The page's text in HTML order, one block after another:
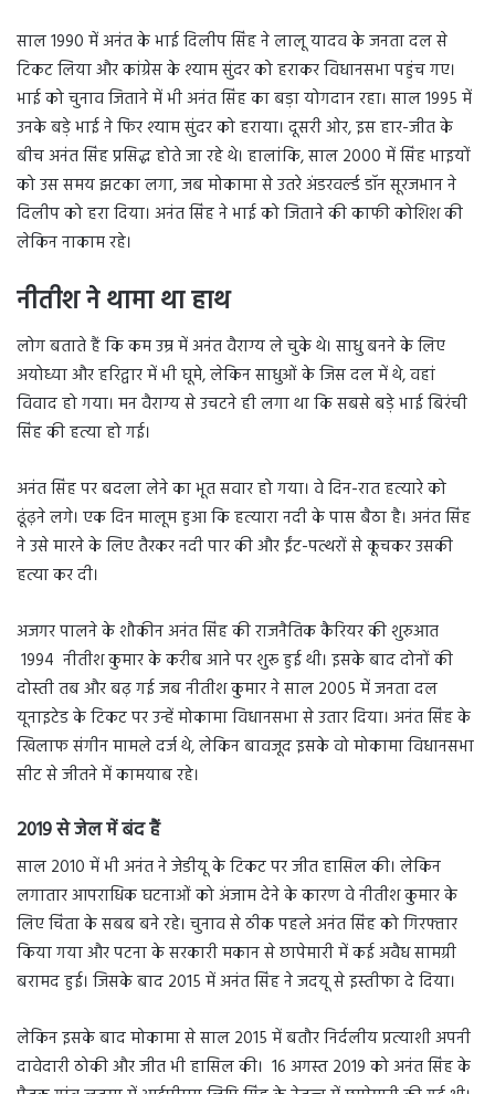
साल 1990 में अनंत के भाई दिलीप सिंह ने लालू यादव के जनता दल से
टिकट लिया और कांग्रेस के श्याम सुंदर को हराकर विधानसभा पहुंच गए।
भाई को चुनाव जिताने में भी अनंत सिंह का बड़ा योगदान रहा। साल 1995 में
उनके बड़े भाई ने फिर श्याम सुंदर को हराया। दूसरी ओर, इस हार-जीत के
बीच अनंत सिंह प्रसिद्ध होते जा रहे थे। हालांकि, साल 2000 में सिंह भाइयों
को उस समय झटका लगा, जब मोकामा से उतरे अंडरवर्ल्ड डॉन सूरजभान ने
दिलीप को हरा दिया। अनंत सिंह ने भाई को जिताने की काफी कोशिश की
लेकिन नाकाम रहे।
नीतीश ने थामा था हाथ
लोग बताते हैं कि कम उम्र में अनंत वैराग्य ले चुके थे। साधु बनने के लिए
अयोध्या और हरिद्वार में भी घूमे, लेकिन साधुओं के जिस दल में थे, वहां
विवाद हो गया। मन वैराग्य से उचटने ही लगा था कि सबसे बड़े भाई बिरंची
सिंह की हत्या हो गई।
अनंत सिंह पर बदला लेने का भूत सवार हो गया। वे दिन-रात हत्यारे को
ढूंढ़ने लगे। एक दिन मालूम हुआ कि हत्यारा नदी के पास बैठा है। अनंत सिंह
ने उसे मारने के लिए तैरकर नदी पार की और ईंट-पत्थरों से कूचकर उसकी
हत्या कर दी।
अजगर पालने के शौकीन अनंत सिंह की राजनैतिक कैरियर की शुरुआत
1994 नीतीश कुमार के करीब आने पर शुरू हुई थी। इसके बाद दोनों की
दोस्ती तब और बढ़ गई जब नीतीश कुमार ने साल 2005 में जनता दल
यूनाइटेड के टिकट पर उन्हें मोकामा विधानसभा से उतार दिया। अनंत सिंह के
खिलाफ संगीन मामले दर्ज थे, लेकिन बावजूद इसके वो मोकामा विधानसभा
सीट से जीतने में कामयाब रहे।
2019 से जेल में बंद हैं
साल 2010 में भी अनंत ने जेडीयू के टिकट पर जीत हासिल की। लेकिन
लगातार आपराधिक घटनाओं को अंजाम देने के कारण वे नीतीश कुमार के
लिए चिंता के सबब बने रहे। चुनाव से ठीक पहले अनंत सिंह को गिरफ्तार
किया गया और पटना के सरकारी मकान से छापेमारी में कई अवैध सामग्री
बरामद हुई। जिसके बाद 2015 में अनंत सिंह ने जदयू से इस्तीफा दे दिया।
लेकिन इसके बाद मोकामा से साल 2015 में बतौर निर्दलीय प्रत्याशी अपनी
दावेदारी ठोकी और जीत भी हासिल की। 16 अगस्त 2019 को अनंत सिंह के